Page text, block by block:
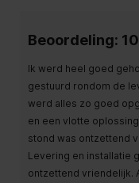
Beoordeling:
Ik werd heel goed
gestuurd rondom de
werd alles zo goed
en een vlotte
stond was ontzettend
Levering en installatie
ontzettend vriendelijk.